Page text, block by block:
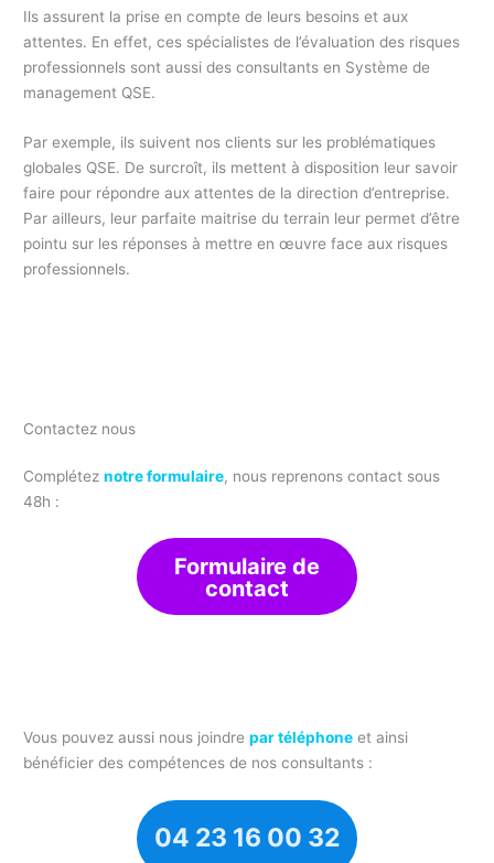
Ils assurent la prise en compte de leurs besoins et aux
attentes. En effet, ces spécialistes de l’évaluation des risques
professionnels sont aussi des consultants en Système de
management QSE.
Par exemple, ils suivent nos clients sur les problématiques
globales QSE. De surcroît, ils mettent à disposition leur savoir
faire pour répondre aux attentes de la direction d’entreprise.
Par ailleurs, leur parfaite maitrise du terrain leur permet d’être
pointu sur les réponses à mettre en œuvre face aux risques
professionnels.
Contactez nous
Compléteznotre formulaire, nous reprenons contact sous
48h :
Formulaire de
contact
Vous pouvez aussi nous joindrepar téléphone et ainsi
bénéficier des compétences de nos consultants :
04 23 16 00 32